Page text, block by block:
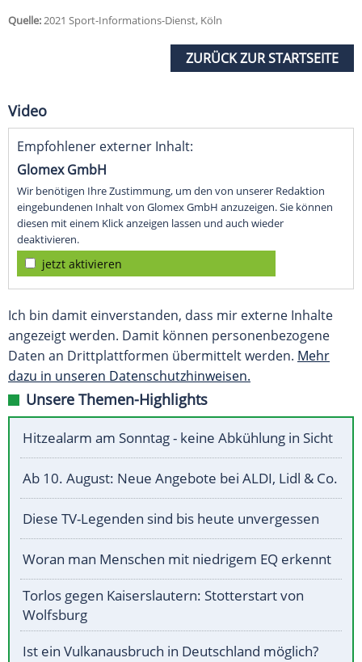
Quelle:2021 Sport-Informations-Dienst, Köln
ZURÜCK ZUR STARTSEITE
Video
Empfohlener externer Inhalt:
Glomex GmbH
Wir benötigen Ihre Zustimmung, um den von unserer Redaktion
eingebundenen Inhalt von Glomex GmbH anzuzeigen. Sie können
diesen mit einem Klick anzeigen lassen und auch wieder
deaktivieren.
jetzt aktivieren
Ich bin damit einverstanden, dass mir externe Inhalte
angezeigt werden. Damit können personenbezogene
Daten an Drittplattformen übermittelt werden. Mehr
dazu in unseren Datenschutzhinweisen.
Unsere Themen-Highlights
Hitzealarm am Sonntag - keine Abkühlung in Sicht
Ab 10. August: Neue Angebote bei ALDI, Lidl & Co.
Diese TV-Legenden sind bis heute unvergessen
Woran man Menschen mit niedrigem EQ erkennt
Torlos gegen Kaiserslautern: Stotterstart von
Wolfsburg
Ist ein Vulkanausbruch in Deutschland möglich?